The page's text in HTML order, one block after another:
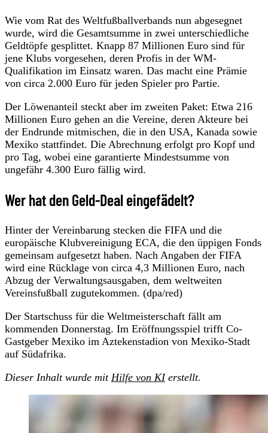
Wie vom Rat des Weltfußballverbands nun abgesegnet
wurde, wird die Gesamtsumme in zwei unterschiedliche
Geldtöpfe gesplittet. Knapp 87 Millionen Euro sind für
jene Klubs vorgesehen, deren Profis in der WM-
Qualifikation im Einsatz waren. Das macht eine Prämie
von circa 2.000 Euro für jeden Spieler pro Partie.
Der Löwenanteil steckt aber im zweiten Paket: Etwa 216
Millionen Euro gehen an die Vereine, deren Akteure bei
der Endrunde mitmischen, die in den USA, Kanada sowie
Mexiko stattfindet. Die Abrechnung erfolgt pro Kopf und
pro Tag, wobei eine garantierte Mindestsumme von
ungefähr 4.300 Euro fällig wird.
Wer hat den Geld-Deal eingefädelt?
Hinter der Vereinbarung stecken die FIFA und die
europäische Klubvereinigung ECA, die den üppigen Fonds
gemeinsam aufgesetzt haben. Nach Angaben der FIFA
wird eine Rücklage von circa 4,3 Millionen Euro, nach
Abzug der Verwaltungsausgaben, dem weltweiten
Vereinsfußball zugutekommen. (dpa/red)
Der Startschuss für die Weltmeisterschaft fällt am
kommenden Donnerstag. Im Eröffnungsspiel trifft Co-
Gastgeber Mexiko im Aztekenstadion von Mexiko-Stadt
auf Südafrika.
Dieser Inhalt wurde mit Hilfe von KIerstellt.